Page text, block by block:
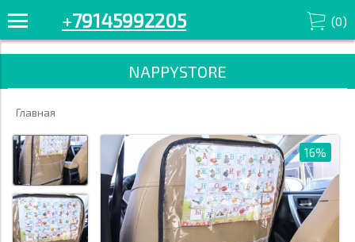
+79145992205 (0)
NAPPYSTORE
Главная
16%